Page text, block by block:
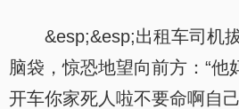
&esp;&esp;出租车司机
脑袋，惊恐地望向前方：“
开车你家死人啦不要命啊自